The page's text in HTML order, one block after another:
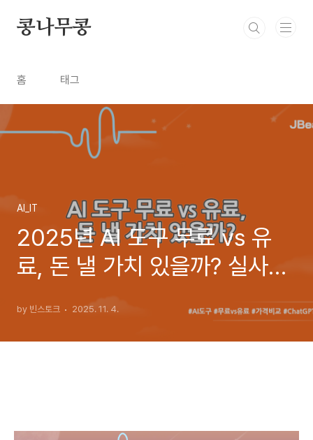
콩나무콩
홈 태그
AI_IT
2025년 AI 도구 무료 vs 유
료, 돈 낼 가치 있을까? 실사용
by 빈스토크 2025. 11. 4.